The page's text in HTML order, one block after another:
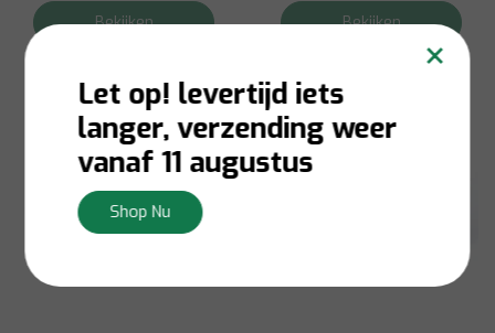
Bekijken Bekijken
×
Let op! levertijd iets
langer, verzending weer
vanaf 11 augustus
Shop Nu